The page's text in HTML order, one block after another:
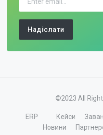
Надіслати
©2023 All
ERP Кейси
Новини